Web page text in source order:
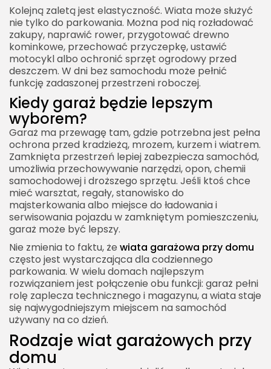
Kolejną zaletą jest elastyczność. Wiata może służyć
nie tylko do parkowania. Można pod nią rozładować
zakupy, naprawić rower, przygotować drewno
kominkowe, przechować przyczepkę, ustawić
motocykl albo ochronić sprzęt ogrodowy przed
deszczem. W dni bez samochodu może pełnić
funkcję zadaszonej przestrzeni roboczej.
Kiedy garaż będzie lepszym
wyborem?
Garaż ma przewagę tam, gdzie potrzebna jest pełna
ochrona przed kradzieżą, mrozem, kurzem i wiatrem.
Zamknięta przestrzeń lepiej zabezpiecza samochód,
umożliwia przechowywanie narzędzi, opon, chemii
samochodowej i droższego sprzętu. Jeśli ktoś chce
mieć warsztat, regały, stanowisko do
majsterkowania albo miejsce do ładowania i
serwisowania pojazdu w zamkniętym pomieszczeniu,
garaż może być lepszy.
Nie zmienia to faktu, że wiata garażowa przy domu
często jest wystarczająca dla codziennego
parkowania. W wielu domach najlepszym
rozwiązaniem jest połączenie obu funkcji: garaż pełni
rolę zaplecza technicznego i magazynu, a wiata staje
się najwygodniejszym miejscem na samochód
używany na co dzień.
Rodzaje wiat garażowych przy
domu